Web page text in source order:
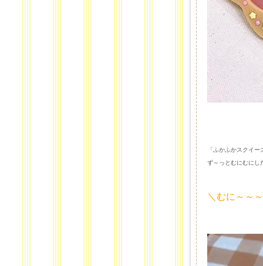
「ふかふかスクイ
ず～っとむにむにし
＼むに～～